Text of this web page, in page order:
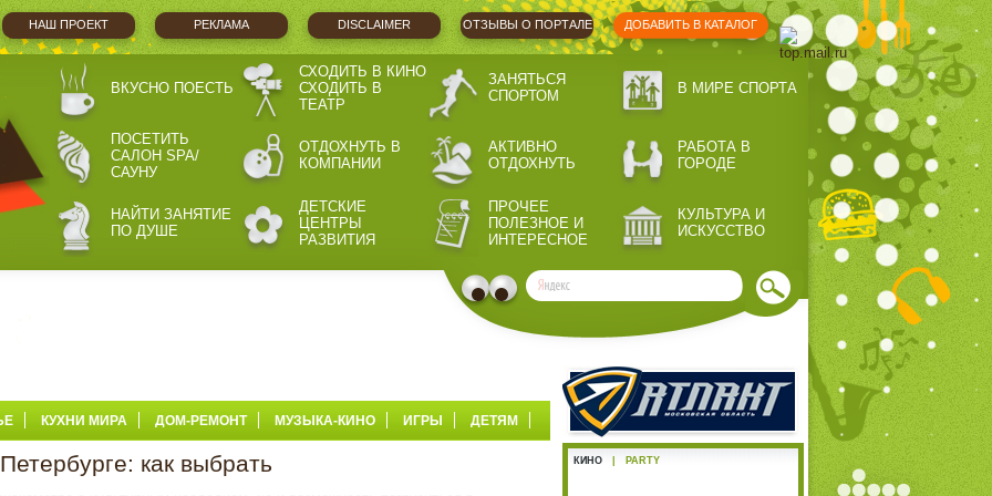
НАШ ПРОЕКТ РЕКЛАМА DISCLAIMER ОТЗЫВЫ О ПОРТАЛЕ ДОБАВИТЬ В КАТАЛОГ
ВКУСНО ПОЕСТЬ
СХОДИТЬ В КИНО
СХОДИТЬ В
ТЕАТР
ЗАНЯТЬСЯ
СПОРТОМ
В МИРЕ СПОРТА
ПОСЕТИТЬ
САЛОН SPA/
САУНУ
ОТДОХНУТЬ В
КОМПАНИИ
АКТИВНО
ОТДОХНУТЬ
РАБОТА В
ГОРОДЕ
НАЙТИ ЗАНЯТИЕ
ПО ДУШЕ
ДЕТСКИЕ
ЦЕНТРЫ
РАЗВИТИЯ
ПРОЧЕЕ
ПОЛЕЗНОЕ И
ИНТЕРЕСНОЕ
КУЛЬТУРА И
ИСКУССТВО
КУХНИ МИРА ДОМ-РЕМОНТ МУЗЫКА-КИНО ИГРЫ ДЕТЯМ
как выбрать КИНО PARTY